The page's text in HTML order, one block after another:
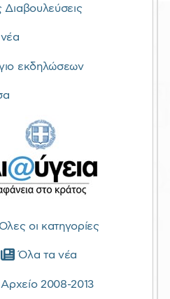
εκδηλώσεων
οι κατηγορίες
Όλα τα νέα
2008-2013